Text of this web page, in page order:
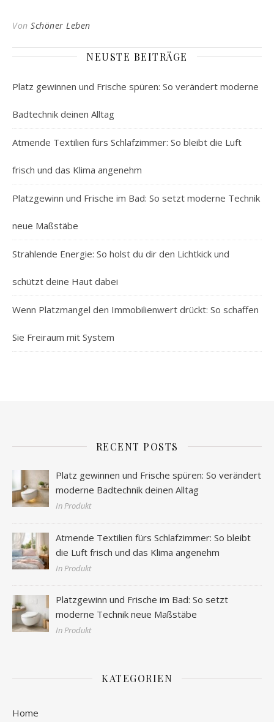
Von Schöner Leben
NEUSTE BEITRÄGE
Platz gewinnen und Frische spüren: So verändert moderne
Badtechnik deinen Alltag
Atmende Textilien fürs Schlafzimmer: So bleibt die Luft
frisch und das Klima angenehm
Platzgewinn und Frische im Bad: So setzt moderne Technik
neue Maßstäbe
Strahlende Energie: So holst du dir den Lichtkick und
schützt deine Haut dabei
Wenn Platzmangel den Immobilienwert drückt: So schaffen
Sie Freiraum mit System
RECENT POSTS
Platz gewinnen und Frische spüren: So verändert
moderne Badtechnik deinen Alltag
In Produkt
Atmende Textilien fürs Schlafzimmer: So bleibt
die Luft frisch und das Klima angenehm
In Produkt
Platzgewinn und Frische im Bad: So setzt
moderne Technik neue Maßstäbe
In Produkt
KATEGORIEN
Home